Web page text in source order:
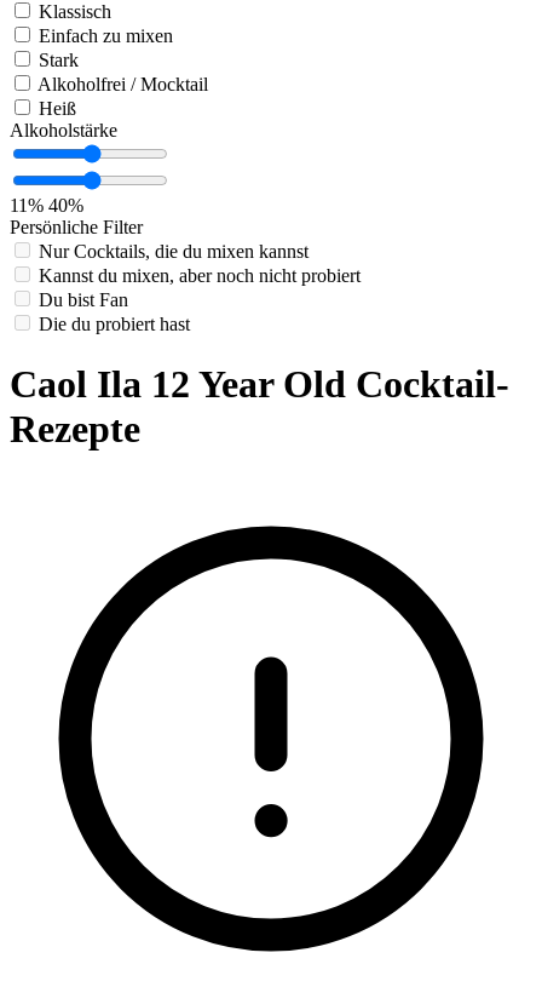
Klassisch
Einfach zu mixen
Stark
Alkoholfrei / Mocktail
Heiß
Alkoholstärke
11% 40%
Persönliche Filter
Nur Cocktails, die du mixen kannst
Kannst du mixen, aber noch nicht probiert
Du bist Fan
Die du probiert hast
Caol Ila 12 Year Old Cocktail-
Rezepte